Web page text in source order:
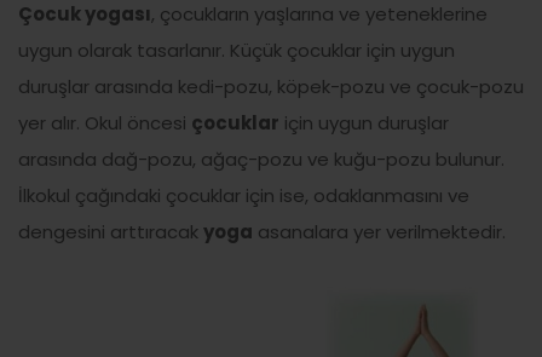
Çocuk yogası, çocukların yaşlarına ve yeteneklerine
uygun olarak tasarlanır. Küçük çocuklar için uygun
duruşlar arasında kedi-pozu, köpek-pozu ve çocuk-pozu
yer alır. Okul öncesi çocuklar için uygun duruşlar
arasında dağ-pozu, ağaç-pozu ve kuğu-pozu bulunur.
İlkokul çağındaki çocuklar için ise, odaklanmasını ve
dengesini arttıracakyoga asanalara yer verilmektedir.